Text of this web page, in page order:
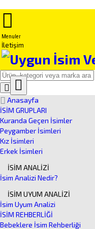
Menuler
İletişim
CloseÜrün
Arama
Anasayfa
İSİM GRUPLARI
Kuranda Geçen İsimler
Peygamber İsimleri
Kız İsimleri
Erkek İsimleri
İSİM ANALİZİ
İsim Analizi Nedir?
İSİM UYUM ANALİZİ
İsim Uyum Analizi
İSİM REHBERLİĞİ
Bebeklere İsim Rehberliği